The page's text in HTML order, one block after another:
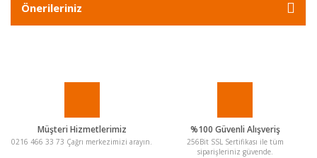
Önerileriniz
Müşteri Hizmetlerimiz
0216 466 33 73 Çağrı merkezimizi arayın.
%100 Güvenli Alışveriş
256Bit SSL Sertifikası ile tüm
siparişleriniz güvende.